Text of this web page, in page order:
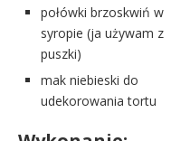
połówki brzoskwiń w
syropie (ja używam z
puszki)
mak niebieski do
udekorowania tortu